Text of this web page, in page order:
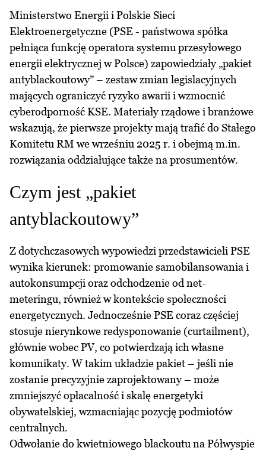
Ministerstwo Energii i Polskie Sieci
Elektroenergetyczne (PSE - państwowa spółka
pełniąca funkcję operatora systemu przesyłowego
energii elektrycznej w Polsce) zapowiedziały „pakiet
antyblackoutowy” – zestaw zmian legislacyjnych
mających ograniczyć ryzyko awarii i wzmocnić
cyberodporność KSE. Materiały rządowe i branżowe
wskazują, że pierwsze projekty mają trafić do Stałego
Komitetu RM we wrześniu 2025 r. i obejmą m.in.
rozwiązania oddziałujące także na prosumentów.
Czym jest „pakiet
antyblackoutowy”
Z dotychczasowych wypowiedzi przedstawicieli PSE
wynika kierunek: promowanie samobilansowania i
autokonsumpcji oraz odchodzenie od net-
meteringu, również w kontekście społeczności
energetycznych. Jednocześnie PSE coraz częściej
stosuje nierynkowe redysponowanie (curtailment),
głównie wobec PV, co potwierdzają ich własne
komunikaty. W takim układzie pakiet – jeśli nie
zostanie precyzyjnie zaprojektowany – może
zmniejszyć opłacalność i skalę energetyki
obywatelskiej, wzmacniając pozycję podmiotów
centralnych.
Odwołanie do kwietniowego blackoutu na Półwyspie